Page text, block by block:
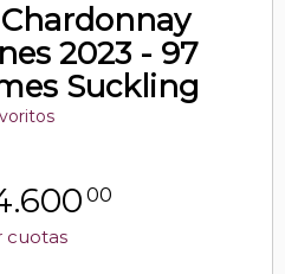
2023 - 97
Suckling
00
cuotas